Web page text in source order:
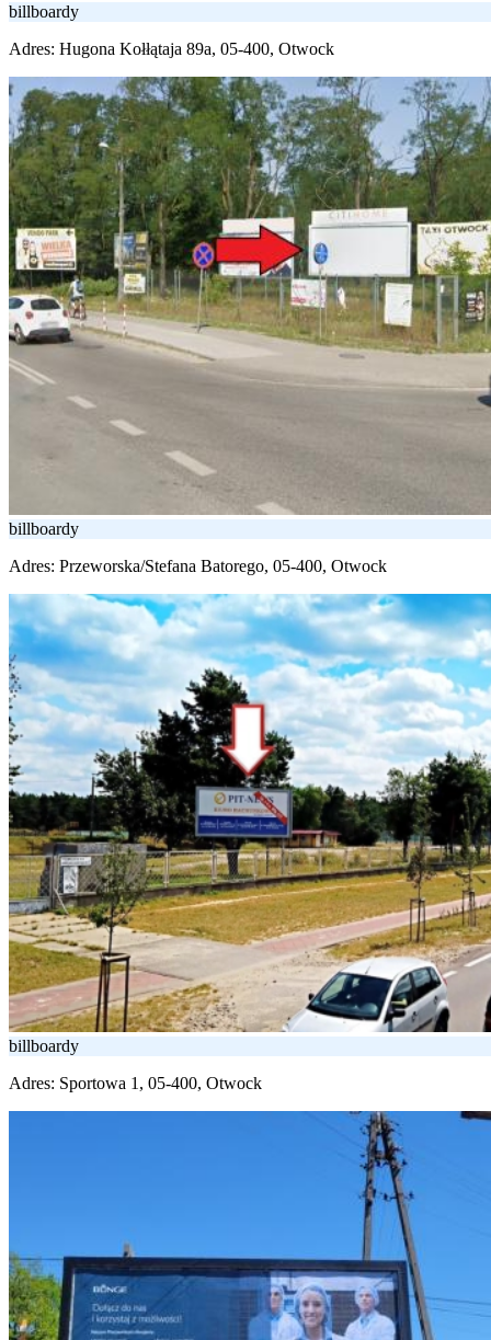
billboardy
Adres: Hugona Kołłątaja 89a, 05-400, Otwock
billboardy
Adres: Przeworska/Stefana Batorego, 05-400, Otwock
billboardy
Adres: Sportowa 1, 05-400, Otwock